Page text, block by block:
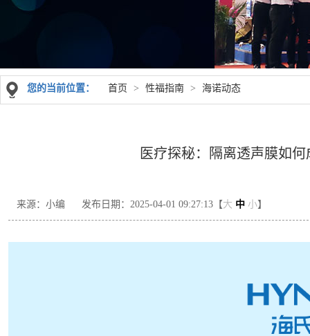
您的当前位置： 首页 > 性福指南 > 海诺动态
医疗探秘：隔离透声膜如
来源：小编 发布日期：2025-04-01 09:27:13【大 中 小】